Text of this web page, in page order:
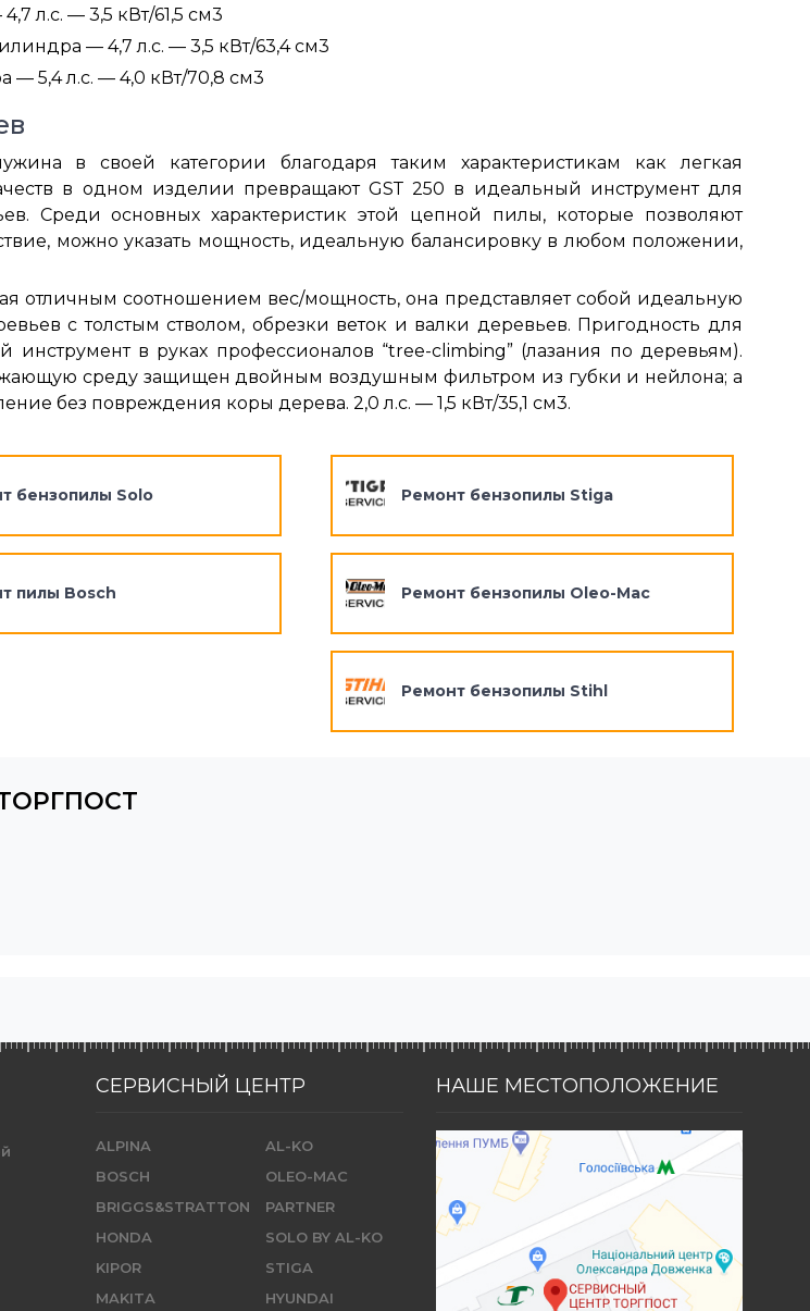
л.с. — 3,5 кВт/61,5 см3
— 4,7 л.с. — 3,5 кВт/63,4 см3
5,4 л.с. — 4,0 кВт/70,8 см3
в своей категории благодаря таким характеристикам как легкая
в одном изделии превращают GSТ 250 в идеальный инструмент для
Среди основных характеристик этой цепной пилы, которые позволяют
можно указать мощность, идеальную балансировку в любом положении,
отличным соотношением вес/мощность, она представляет собой идеальную
с толстым стволом, обрезки веток и валки деревьев. Пригодность для
в руках профессионалов “tree-climbing” (лазания по деревьям).
среду защищен двойным воздушным фильтром из губки и нейлона; а
без повреждения коры дерева. 2,0 л.с. — 1,5 кВт/35,1 см3.
бензопилы Solo
пилы Bosch
Ремонт бензопилы Stiga
Ремонт бензопилы Oleo-Mac
Ремонт бензопилы Stihl
СЕРВИСНЫЙ ЦЕНТР
ALPINA
BOSCH
BRIGGS&STRATTON
HONDA
KIPOR
MAKITA
AL-KO
OLEO-MAC
PARTNER
SOLO BY AL-KO
STIGA
HYUNDAI
НАШЕ МЕСТОПОЛОЖЕНИЕ